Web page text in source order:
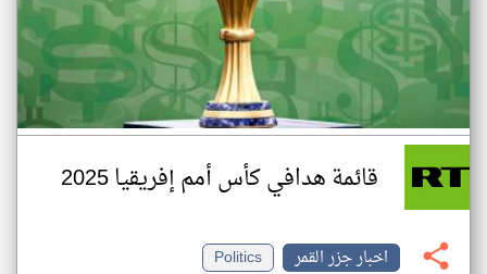
قائمة هدافي كأس أمم إفريقيا 2025
اخبار جزر القمر
Politics